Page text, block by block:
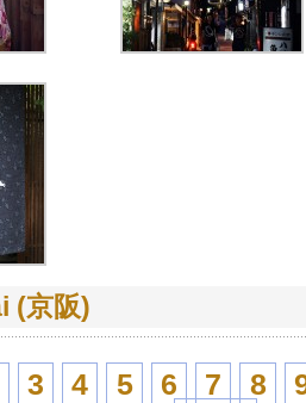
(京阪)
3 4 5 6 7 8